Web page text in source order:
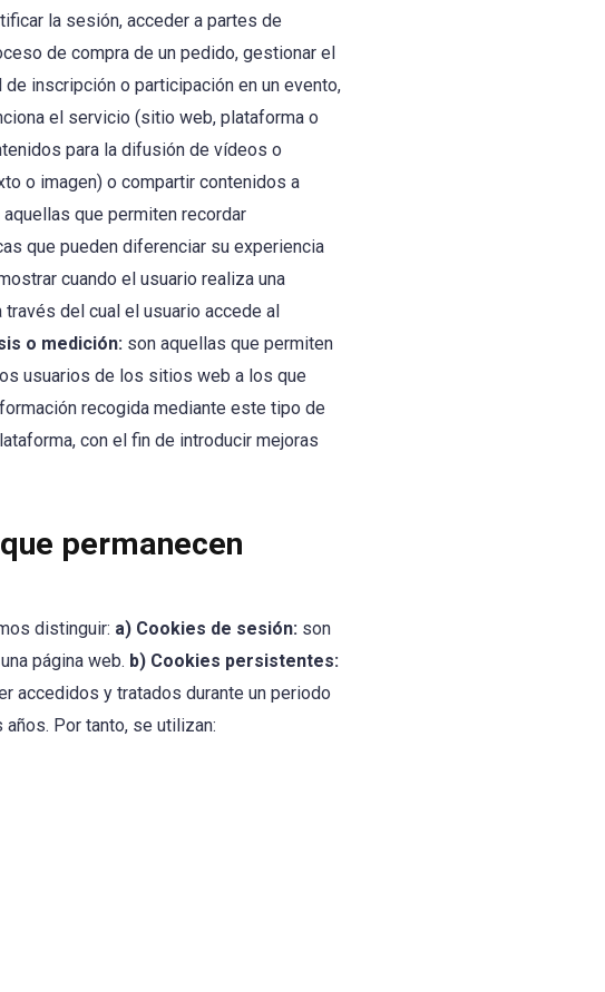
la sesión, acceder a partes de
de compra de un pedido, gestionar el
inscripción o participación en un evento,
el servicio (sitio web, plataforma o
para la difusión de vídeos o
o imagen) o compartir contenidos a
aquellas que permiten recordar
que pueden diferenciar su experiencia
cuando el usuario realiza una
del cual el usuario accede al
o medición: son aquellas que permiten
usuarios de los sitios web a los que
recogida mediante este tipo de
con el fin de introducir mejoras
permanecen
distinguir: a) Cookies de sesión: son
página web. b) Cookies persistentes:
accedidos y tratados durante un periodo
Por tanto, se utilizan: